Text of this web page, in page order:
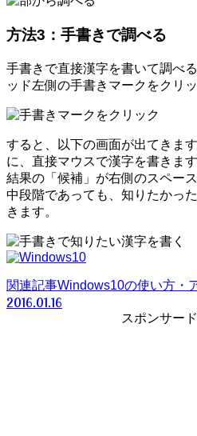
方法3：手書きで調べる
手書きで直接漢字を書いて調べ
ッド左側の手書きマークをクリッ
すると、以下の画面が出てきま
に、直接マウスで漢字を書きま
結果の「候補」が右側のスペー
中段階であっても、知りたかっ
きます。
関連記事Windows10の使い方・
2016.01.16
スポンサー